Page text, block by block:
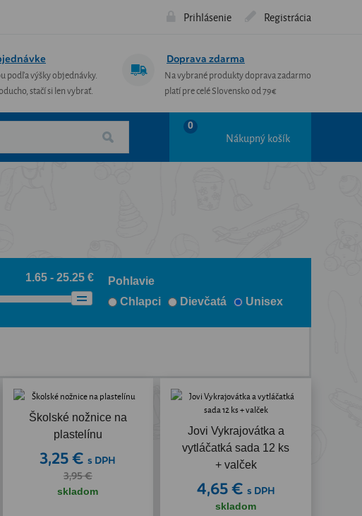
Prihlásenie Registrácia
podľa výšky objednávky.
stačí si len vybrať.
Doprava zdarma
Na vybrané produkty doprava zadarmo
platí pre celé Slovensko od 79€
0
Nákupný košík
1.65 - 25.25 €
Pohlavie
Chlapci
Dievčatá Unisex
Školské nožnice na
plastelínu
Akcia
3,25 €s DPH
3,95 €
skladom
Jovi Vykrajovátka a
vytláčatká sada 12 ks
+ valček
4,65 € s DPH
skladom